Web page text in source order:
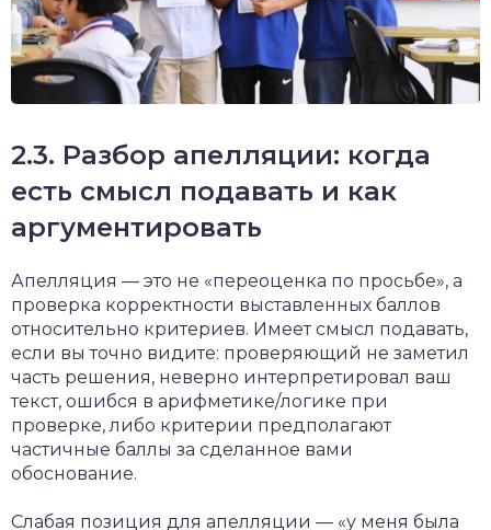
2.3. Разбор апелляции: когда
есть смысл подавать и как
аргументировать
Апелляция — это не «переоценка по просьбе», а
проверка корректности выставленных баллов
относительно критериев. Имеет смысл подавать,
если вы точно видите: проверяющий не заметил
часть решения, неверно интерпретировал ваш
текст, ошибся в арифметике/логике при
проверке, либо критерии предполагают
частичные баллы за сделанное вами
обоснование.
Слабая позиция для апелляции — «у меня была